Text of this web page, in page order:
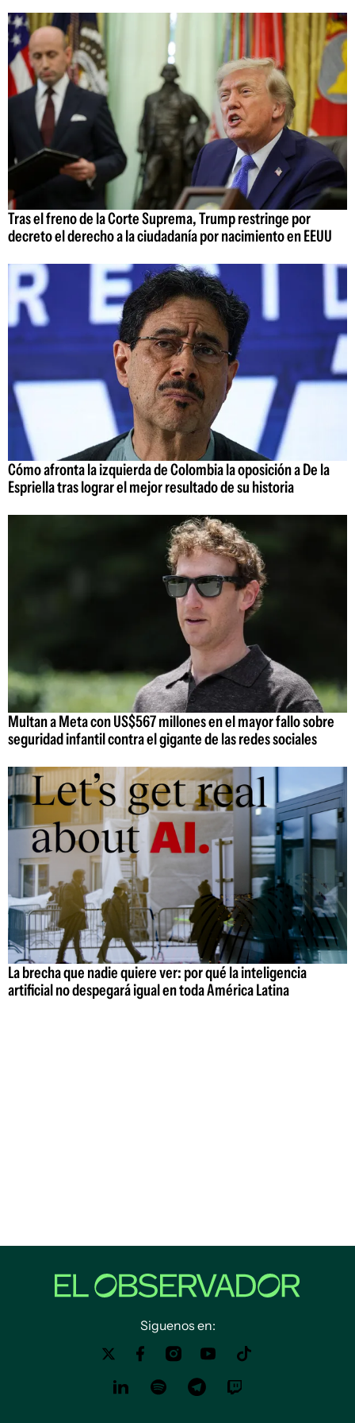
Tras el freno de la Corte Suprema, Trump restringe por
decreto el derecho a la ciudadanía por nacimiento en EEUU
Cómo afronta la izquierda de Colombia la oposición a De la
Espriella tras lograr el mejor resultado de su historia
Multan a Meta con US$567 millones en el mayor fallo sobre
seguridad infantil contra el gigante de las redes sociales
La brecha que nadie quiere ver: por qué la inteligencia
artificial no despegará igual en toda América Latina
Siguenos en: